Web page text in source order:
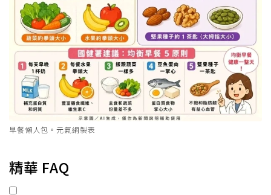
早餐懶人包。元氣網製表
精華 FAQ